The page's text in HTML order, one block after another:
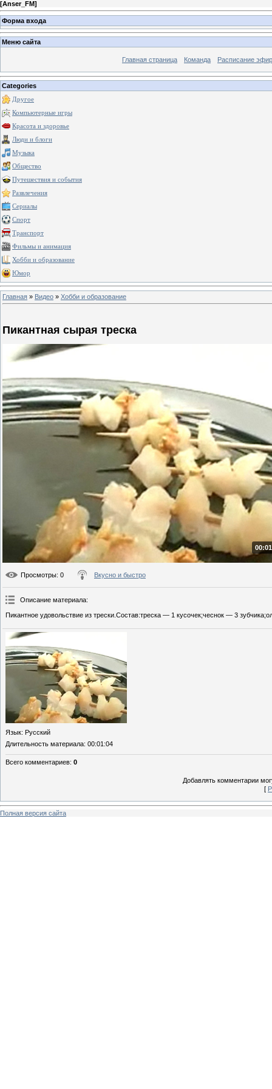
[Anser_FM]
Форма входа
Меню сайта
Главная страница Команда Расписание
Categories
Другое
Компьютерные игры
Красота и здоровье
Люди и блоги
Музыка
Общество
Путешествия и события
Развлечения
Сериалы
Спорт
Транспорт
Фильмы и анимация
Хобби и образование
Юмор
Главная » Видео » Хобби и образование
Пикантная сырая треска
Просмотры: 0 Вкусно и быстро
Описание материала:
Пикантное удовольствие из трески.Состав:треска — 1 кусочек;чеснок — 3
Язык: Русский
Длительность материала: 00:01:04
Всего комментариев: 0
Добавлять комментарии
[
Полная версия сайта